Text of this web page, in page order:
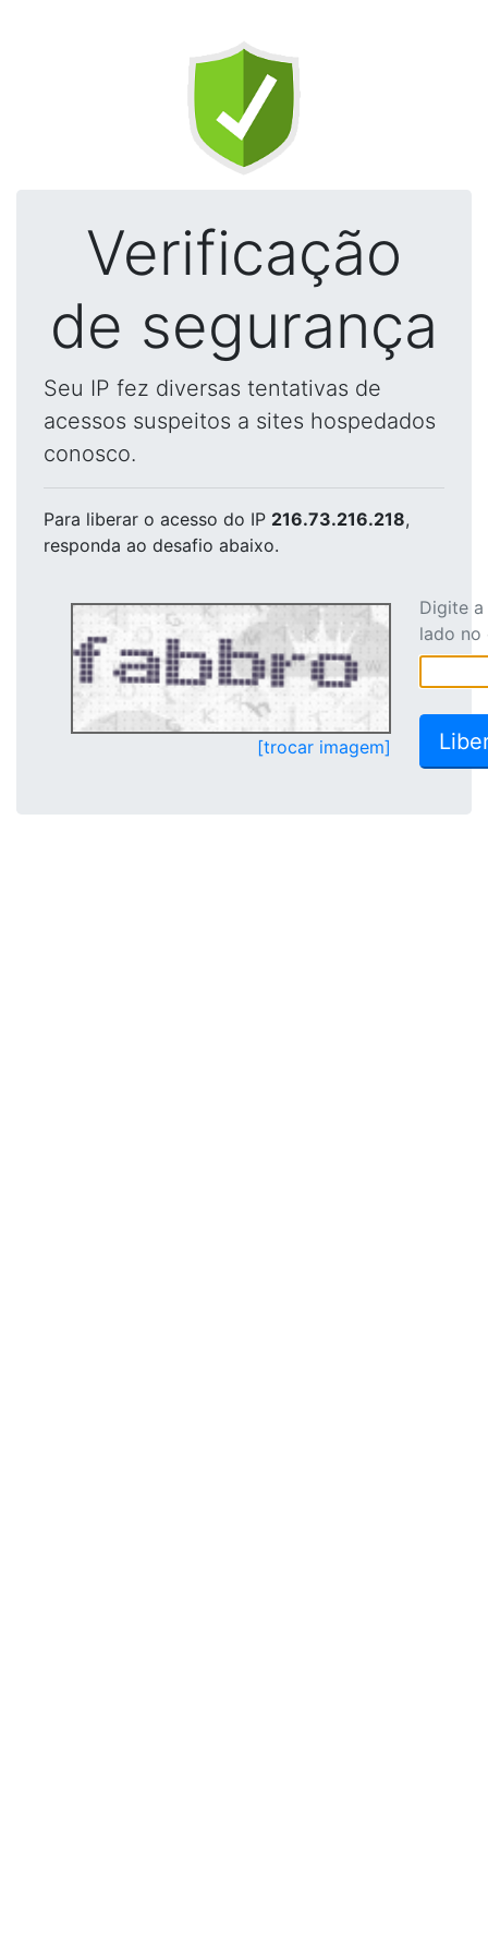
Verificação
de segurança
Seu IP fez diversas tentativas de
acessos suspeitos a sites hospedados
conosco.
Para liberar o acesso do IP 216.73.216.218,
responda ao desafio abaixo.
[trocar imagem]
Digite
lado no